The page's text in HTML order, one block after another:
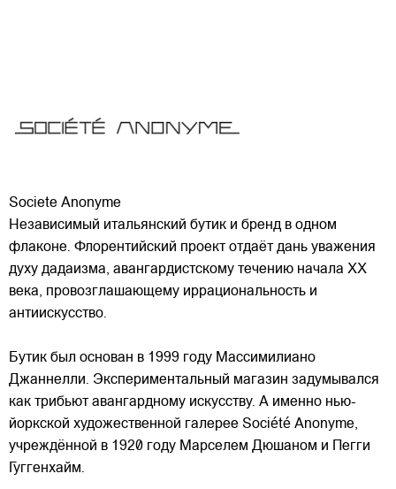
Societe Anonyme
Независимый итальянский бутик и бренд в одном
флаконе. Флорентийский проект отдаёт дань уважения
духу дадаизма, авангардистскому течению начала XX
века, провозглашающему иррациональность и
антиискусство.
Бутик был основан в 1999 году Массимилиано
Джаннелли. Экспериментальный магазин задумывался
как трибьют авангардному искусству. А именно нью-
йоркской художественной галерее Société Anonyme,
учреждённой в 1920 году Марселем Дюшаном и Пегги
Гуггенхайм.